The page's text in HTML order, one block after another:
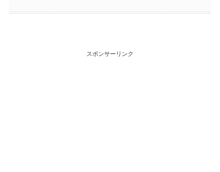
スポンサーリンク